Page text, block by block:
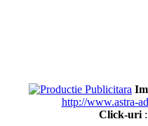
http://www.astra-
Click-uri: